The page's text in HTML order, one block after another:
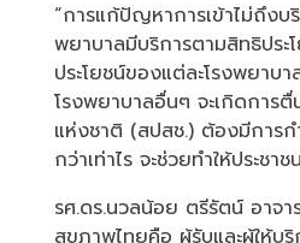
“การแก้ปัญหาการเข้าไม่ถึงบ
พยาบาลมีบริการตามสิทธิประ
ประโยชน์ของแต่ละโรงพยาบ
โรงพยาบาลอื่นๆ จะเกิดการ
แห่งชาติ (สปสช.) ต้องมีการก
กว่าเท่าไร จะช่วยทำให้ประช
รศ.ดร.นวลน้อย ตรีรัตน์ อาจ
สุขภาพไทยคือ ผู้รับและผู้ให้บ